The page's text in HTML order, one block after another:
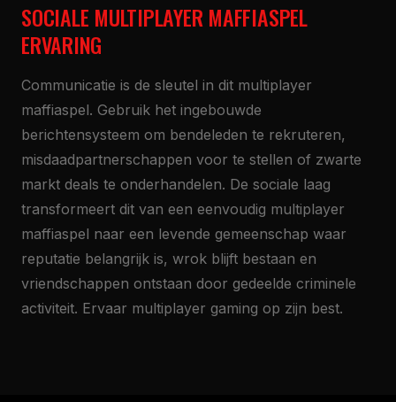
SOCIALE MULTIPLAYER MAFFIASPEL
ERVARING
Communicatie is de sleutel in dit multiplayer
maffiaspel. Gebruik het ingebouwde
berichtensysteem om bendeleden te rekruteren,
misdaadpartnerschappen voor te stellen of zwarte
markt deals te onderhandelen. De sociale laag
transformeert dit van een eenvoudig multiplayer
maffiaspel naar een levende gemeenschap waar
reputatie belangrijk is, wrok blijft bestaan en
vriendschappen ontstaan door gedeelde criminele
activiteit. Ervaar multiplayer gaming op zijn best.